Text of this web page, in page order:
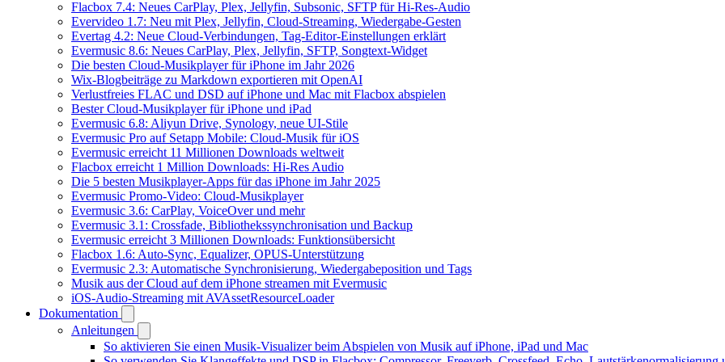
Flacbox 7.4: Neues CarPlay, Plex, Jellyfin, Subsonic, SFTP für Hi-Res-Audio
Evervideo 1.7: Neu mit Plex, Jellyfin, Cloud-Streaming, Wiedergabe-Gesten
Evertag 4.2: Neue Cloud-Verbindungen, Tag-Editor-Einstellungen erklärt
Evermusic 8.6: Neues CarPlay, Plex, Jellyfin, SFTP, Songtext-Widget
Die besten Cloud-Musikplayer für iPhone im Jahr 2026
Wix-Blogbeiträge zu Markdown exportieren mit OpenAI
Verlustfreies FLAC und DSD auf iPhone und Mac mit Flacbox abspielen
Bester Cloud-Musikplayer für iPhone und iPad
Evermusic 6.8: Aliyun Drive, Synology, neue UI-Stile
Evermusic Pro auf Setapp Mobile: Cloud-Musik für iOS
Evermusic erreicht 11 Millionen Downloads weltweit
Flacbox erreicht 1 Million Downloads: Hi-Res Audio
Die 5 besten Musikplayer-Apps für das iPhone im Jahr 2025
Evermusic Promo-Video: Cloud-Musikplayer
Evermusic 3.6: CarPlay, VoiceOver und mehr
Evermusic 3.1: Crossfade, Bibliothekssynchronisation und Backup
Evermusic erreicht 3 Millionen Downloads: Funktionsübersicht
Flacbox 1.6: Auto-Sync, Equalizer, OPUS-Unterstützung
Evermusic 2.3: Automatische Synchronisierung, Wiedergabeposition und Tags
Musik aus der Cloud auf dem iPhone streamen mit Evermusic
iOS-Audio-Streaming mit AVAssetResourceLoader
Dokumentation
Anleitungen
So aktivieren Sie einen Musik-Visualizer beim Abspielen von Musik auf iPhone, iPad und Mac